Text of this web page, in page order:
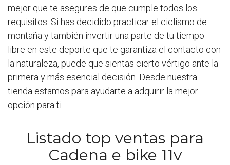
mejor que te asegures de que cumple todos los
requisitos. Si has decidido practicar el ciclismo de
montaña y también invertir una parte de tu tiempo
libre en este deporte que te garantiza el contacto con
la naturaleza, puede que sientas cierto vértigo ante la
primera y más esencial decisión. Desde nuestra
tienda estamos para ayudarte a adquirir la mejor
opción para ti.
Listado top ventas para
Cadena e bike 11v